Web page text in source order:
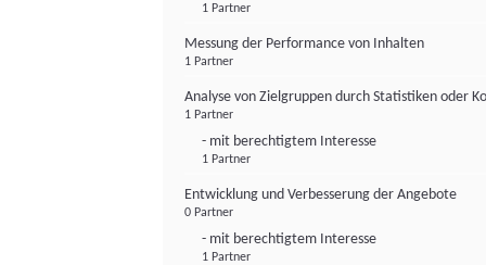
1 Partner
Messung der Performance von Inhalten
1 Partner
Analyse von Zielgruppen durch Statistiken oder
1 Partner
- mit berechtigtem Interesse
1 Partner
Entwicklung und Verbesserung der Angebote
0 Partner
- mit berechtigtem Interesse
1 Partner